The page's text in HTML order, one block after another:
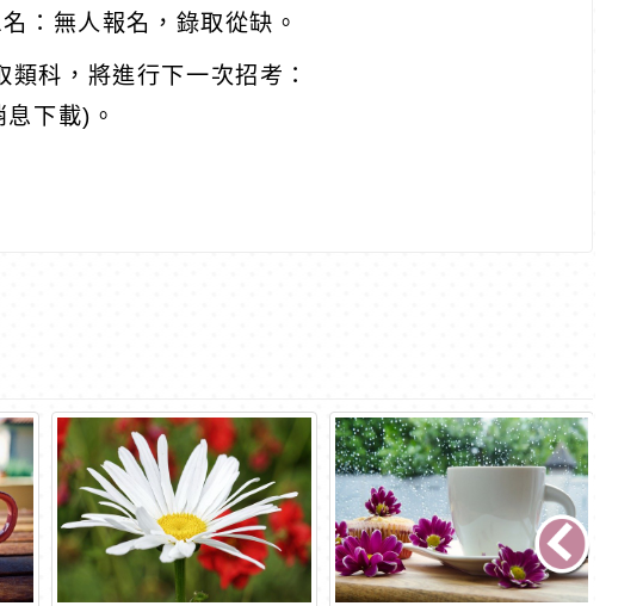
無人報名，錄取從缺。
科，將進行下一次招考：
下載)。